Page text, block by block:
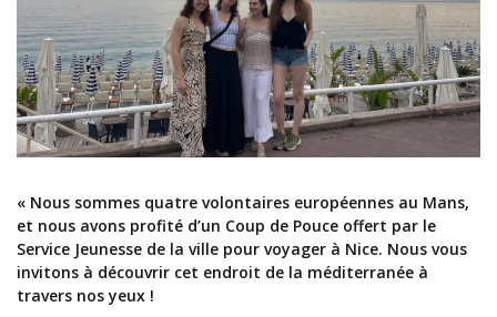
« Nous sommes quatre volontaires européennes au Mans,
et nous avons profité d’un Coup de Pouce offert par le
Service Jeunesse de la ville pour voyager à Nice. Nous vous
invitons à découvrir cet endroit de la méditerranée à
travers nos yeux !